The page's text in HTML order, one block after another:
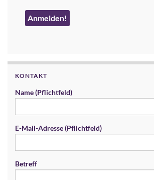
KONTAKT
Name (Pflichtfeld)
E-Mail-Adresse (Pflichtfeld)
Betreff